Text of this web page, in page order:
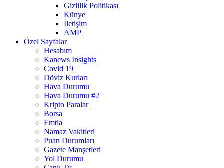
Gizlilik Politikası
Künye
İletişim
AMP
Özel Sayfalar
Hesabım
Kanews Insights
Covid 19
Döviz Kurları
Hava Durumu
Hava Durumu #2
Kripto Paralar
Borsa
Emtia
Namaz Vakitleri
Puan Durumları
Gazete Manşetleri
Yol Durumu